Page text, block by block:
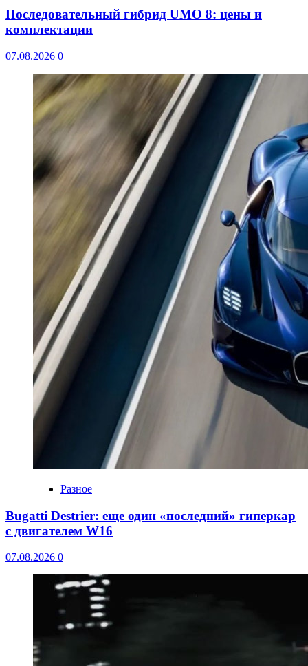
Последовательный гибрид UMO 8: цены и
комплектации
07.08.2026 0
Разное
Bugatti Destrier: еще один «последний» гиперкар
с двигателем W16
07.08.2026 0